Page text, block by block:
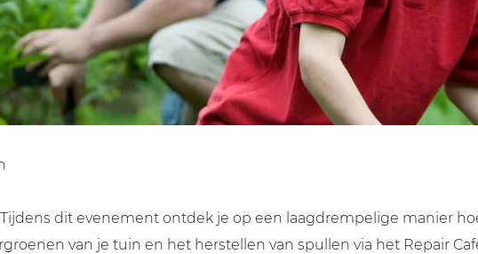
dit evenement ontdek je op een laagdrempelige manier
van je tuin en het herstellen van spullen via het Repair